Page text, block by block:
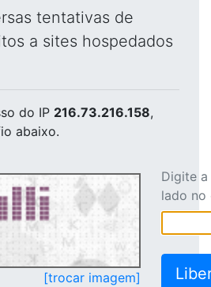
tentativas de
a sites hospedados
do IP 216.73.216.158,
abaixo.
[trocar imagem]
Digite
lado no